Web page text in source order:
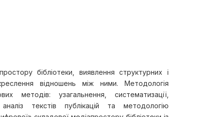
бібліотеки, виявлення структурних і
відношень між ними. Методологія
методів: узагальнення, систематизації,
текстів публікацій та методологію